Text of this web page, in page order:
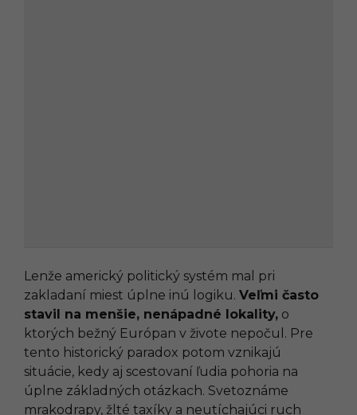
Lenže americký politický systém mal pri
zakladaní miest úplne inú logiku. Veľmi často
stavil na menšie, nenápadné lokality, o
ktorých bežný Európan v živote nepočul. Pre
tento historický paradox potom vznikajú
situácie, kedy aj scestovaní ľudia pohoria na
úplne základných otázkach. Svetoznáme
mrakodrapy, žlté taxíky a neutíchajúci ruch